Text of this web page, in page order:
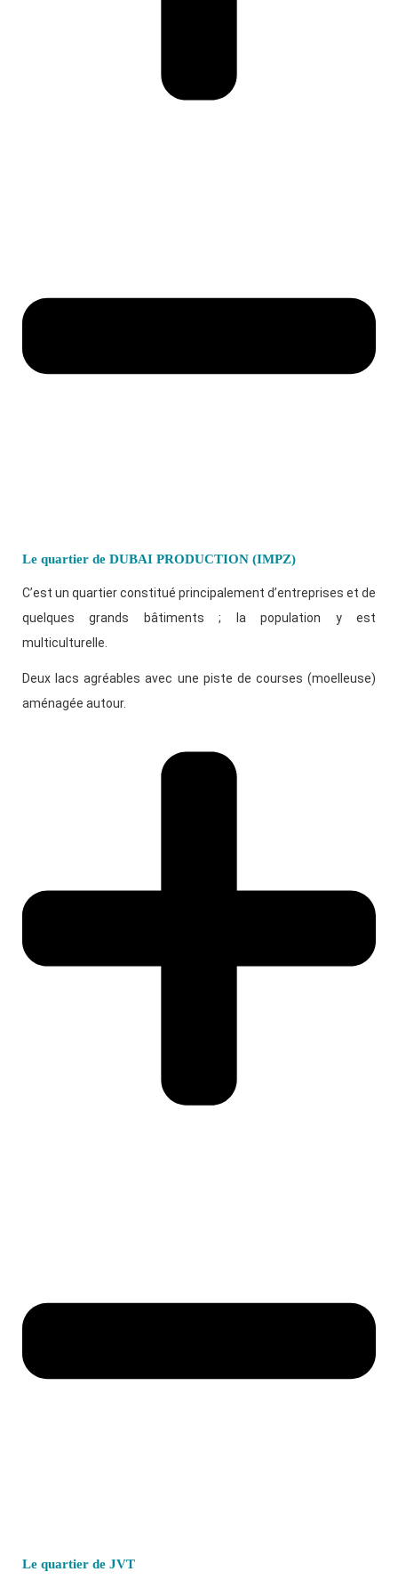
Le quartier de DUBAI PRODUCTION (IMPZ)
C’est un quartier constitué principalement d’entreprises et de
quelques grands bâtiments ; la population y est
multiculturelle.
Deux lacs agréables avec une piste de courses (moelleuse)
aménagée autour.
Le quartier de JVT